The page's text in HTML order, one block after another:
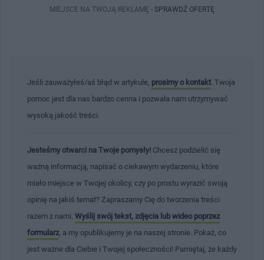
MIEJSCE NA TWOJĄ REKLAMĘ - SPRAWDŹ OFERTĘ
Jeśli zauważyłeś/aś błąd w artykule, prosimy o kontakt . Twoja
pomoc jest dla nas bardzo cenna i pozwala nam utrzymywać
wysoką jakość treści.
Jesteśmy otwarci na Twoje pomysły! Chcesz podzielić się
ważną informacją, napisać o ciekawym wydarzeniu, które
miało miejsce w Twojej okolicy, czy po prostu wyrazić swoją
opinię na jakiś temat? Zapraszamy Cię do tworzenia treści
razem z nami. Wyślij swój tekst, zdjęcia lub wideo poprzez
formularz , a my opublikujemy je na naszej stronie. Pokaż, co
jest ważne dla Ciebie i Twojej społeczności! Pamiętaj, że każdy